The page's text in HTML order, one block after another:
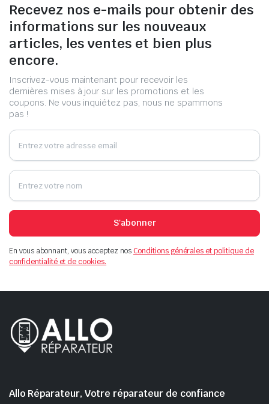
Recevez nos e-mails pour obtenir des
informations sur les nouveaux
articles, les ventes et bien plus
encore.
Inscrivez-vous maintenant pour recevoir les
dernières mises à jour sur les promotions et les
coupons. Ne vous inquiétez pas, nous ne spammons
pas !
S'abonner
En vous abonnant, vous acceptez nosConditions générales et politique de
confidentialité et de cookies.
Allo Réparateur, Votre réparateur de confiance